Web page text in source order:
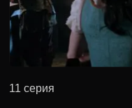
11 серия